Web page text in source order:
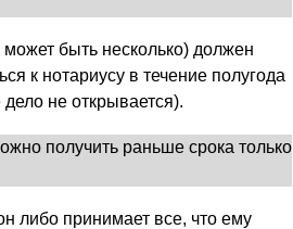
быть несколько) должен
к нотариусу в течение полугода
не открывается).
получить раньше срока только
либо принимает все, что ему